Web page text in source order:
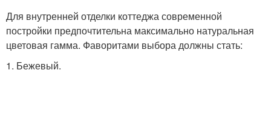
Для внутренней отделки коттеджа современной
постройки предпочтительна максимально натуральная
цветовая гамма. Фаворитами выбора должны стать:
1.​ Бежевый.